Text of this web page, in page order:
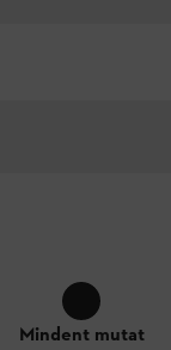
Mindent mutat